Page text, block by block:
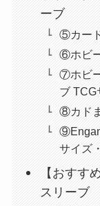
ーブ
⑤カー
⑥ホビ
⑦ホビ
ブ TCG
⑧カド
サイズ
【おすす
スリーブ